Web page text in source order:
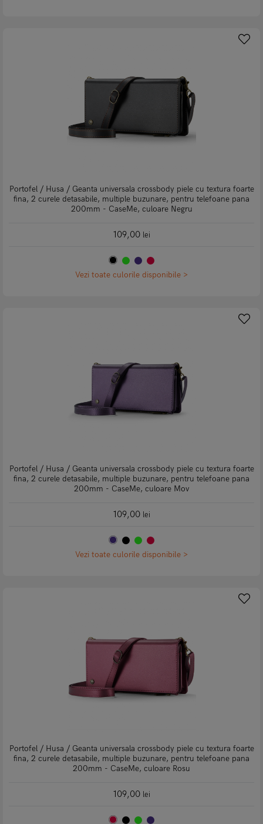
Portofel / Husa / Geanta universala crossbody piele cu textura foarte
fina, 2 curele detasabile, multiple buzunare, pentru telefoane pana
200mm - CaseMe, culoare Negru
109,00lei
Vezi toate culorile disponibile >
Portofel / Husa / Geanta universala crossbody piele cu textura foarte
fina, 2 curele detasabile, multiple buzunare, pentru telefoane pana
200mm - CaseMe, culoare Mov
109,00lei
Vezi toate culorile disponibile >
Portofel / Husa / Geanta universala crossbody piele cu textura foarte
fina, 2 curele detasabile, multiple buzunare, pentru telefoane pana
200mm - CaseMe, culoare Rosu
109,00lei